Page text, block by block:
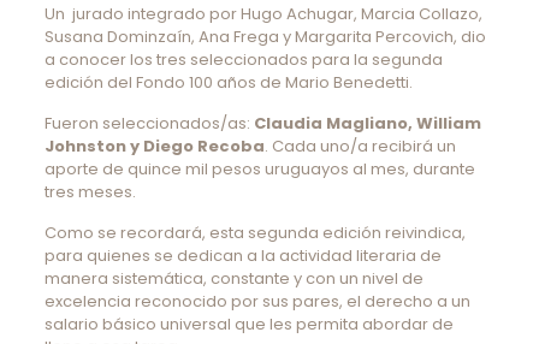
Un jurado integrado por Hugo Achugar, Marcia Collazo,
Susana Dominzaín, Ana Frega y Margarita Percovich, dio
a conocer los tres seleccionados para la segunda
edición del Fondo 100 años de Mario Benedetti.
Fueron seleccionados/as: Claudia Magliano, William
Johnston y Diego Recoba. Cada uno/a recibirá un
aporte de quince mil pesos uruguayos al mes, durante
tres meses.
Como se recordará, esta segunda edición reivindica,
para quienes se dedican a la actividad literaria de
manera sistemática, constante y con un nivel de
excelencia reconocido por sus pares, el derecho a un
salario básico universal que les permita abordar de